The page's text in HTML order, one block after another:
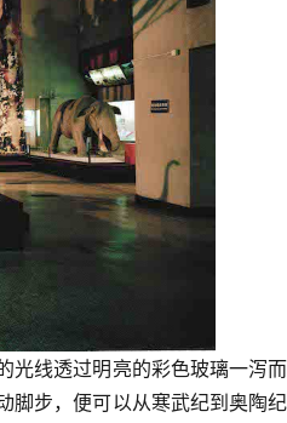
线透过明亮的彩色玻璃一泻
步，便可以从寒武纪到奥陶